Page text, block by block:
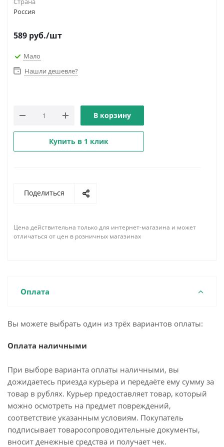
Россия
589 руб./шт
Мало
Нашли дешевле?
В корзину
Купить в 1 клик
Поделиться
Цена действительна только для интернет-магазина и может
отличаться от цен в розничных магазинах
Оплата
Вы можете выбрать один из трёх вариантов оплаты:
Оплата наличными
При выборе варианта оплаты наличными, вы
дожидаетесь приезда курьера и передаёте ему сумму за
товар в рублях. Курьер предоставляет товар, который
можно осмотреть на предмет повреждений,
соответствие указанным условиям. Покупатель
подписывает товаросопроводительные документы,
вносит денежные средства и получает чек.